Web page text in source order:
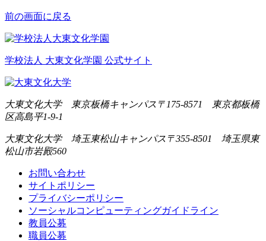
前の画面に戻る
学校法人 大東文化学園 公式サイト
大東文化大学 東京板橋キャンパス 〒175-8571 東京都板橋
区高島平1-9-1
大東文化大学 埼玉東松山キャンパス 〒355-8501 埼玉県東
松山市岩殿560
お問い合わせ
サイトポリシー
プライバシーポリシー
ソーシャルコンピューティングガイドライン
教員公募
職員公募